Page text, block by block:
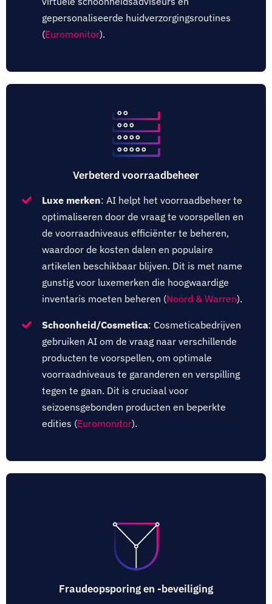
gepersonaliseerde huidverzorgingsroutines
(Euromonitor).
Verbeterd voorraadbeheer
Luxe merken: AI helpt het voorraadbeheer te
optimaliseren door de vraag te voorspellen en
de voorraadniveaus efficiënter te beheren,
waardoor de kosten dalen en populaire
artikelen beschikbaar blijven. Dit is met name
gunstig voor luxemerken die hoogwaardige
inventaris moeten beheren (Noord & Warren).
Schoonheid/Cosmetica: Cosmeticabedrijven
gebruiken AI om de vraag naar verschillende
producten te voorspellen, om optimale
voorraadniveaus te garanderen en verspilling
tegen te gaan. Dit is cruciaal voor
seizoensgebonden producten en beperkte
edities (Euromonitor).
Fraudeopsporing en -beveiliging